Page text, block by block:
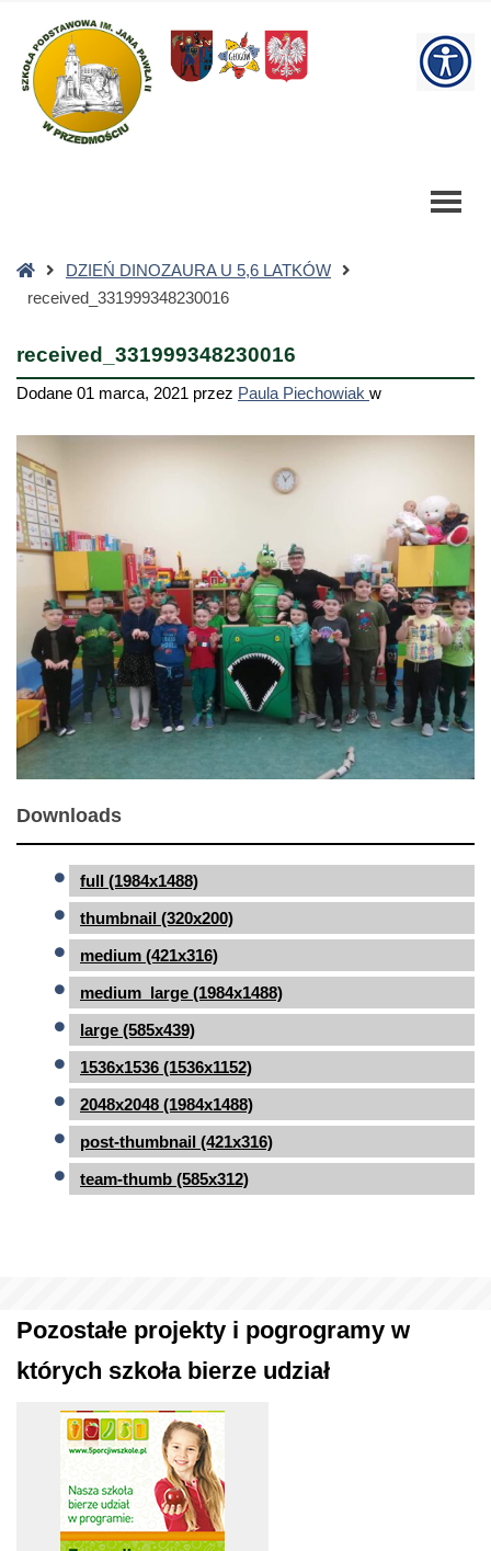
Szkoła
Podstawowa
Strona
główna
DZIEŃ DINOZAURA U 5,6 LATKÓW
received_331999348230016
received_331999348230016
Dodane 01 marca, 2021 przez Paula Piechowiak w
Downloads
full (1984x1488)
thumbnail (320x200)
medium (421x316)
medium_large (1984x1488)
large (585x439)
1536x1536 (1536x1152)
2048x2048 (1984x1488)
post-thumbnail (421x316)
team-thumb (585x312)
Pozostałe projekty i pogrogramy w
których szkoła bierze udział